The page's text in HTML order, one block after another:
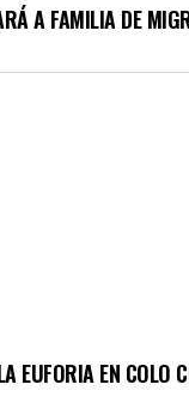
A FAMILIA DE
EUFORIA EN COLO